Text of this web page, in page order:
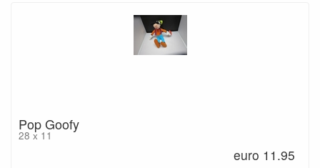
Pop Goofy
28 x 11
euro 11.95